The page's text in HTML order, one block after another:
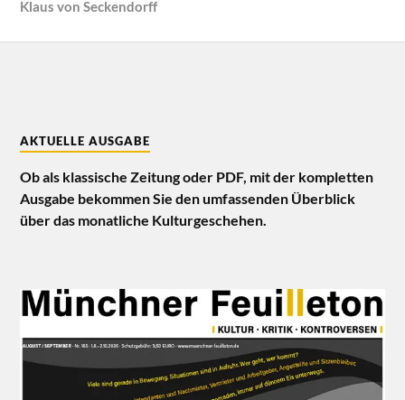
Klaus von Seckendorff
AKTUELLE AUSGABE
Ob als klassische Zeitung oder PDF, mit der kompletten
Ausgabe bekommen Sie den umfassenden Überblick
über das monatliche Kulturgeschehen.